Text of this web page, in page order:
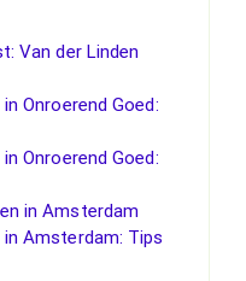
Van der Linden
Onroerend Goed:
Onroerend Goed:
in Amsterdam
Amsterdam: Tips